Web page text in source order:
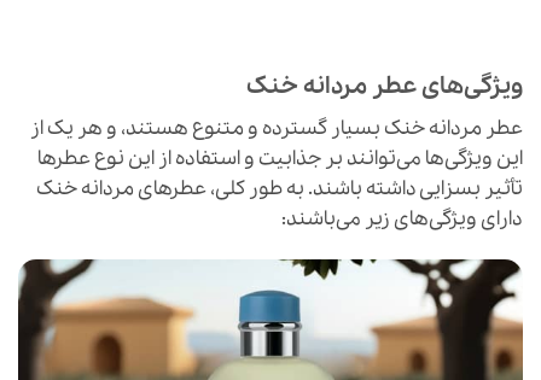
ویژگی‌های عطر مردانه خنک
عطر مردانه خنک بسیار گسترده و متنوع هستند، و هر یک از
این ویژگی‌ها می‌توانند بر جذابیت و استفاده از این نوع عطرها
تأثیر بسزایی داشته باشند. به طور کلی، عطرهای مردانه خنک
دارای ویژگی‌های زیر می‌باشند: